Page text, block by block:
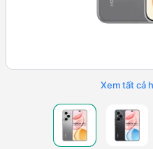
Xem tất cả